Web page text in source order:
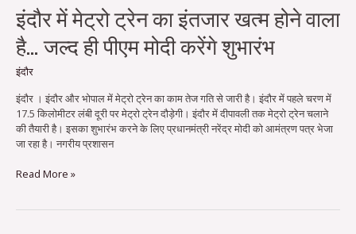
इंदौर में मेट्रो ट्रेन का इंतजार खत्म होने वाला
है… जल्द ही पीएम मोदी करेंगे शुभारंभ
इंदौर
इंदौर । इंदौर और भोपाल में मेट्रो ट्रेन का काम तेज गति से जारी है। इंदौर में पहले चरण में
17.5 किलोमीटर लंबी दूरी पर मेट्रो ट्रेन दौड़ेगी। इंदौर में दीपावली तक मेट्रो ट्रेन चलाने
की तैयारी है। इसका शुभारंभ करने के लिए प्रधानमंत्री नरेंद्र मोदी को आमंत्रण पत्र भेजा
जा रहा है। नगरीय प्रशासन
Read More »